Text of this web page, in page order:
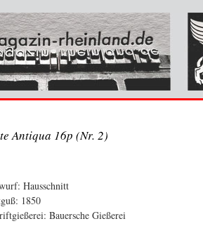
Antiqua 16p (Nr. 2)
Hausschnitt
1850
Bauersche Gießerei